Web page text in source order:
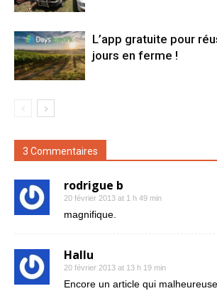
L’app gratuite pour
jours en ferme !
3 Commentaires
rodrigue b
20 février 2013 at 1 h 49 min
magnifique.
Hallu
20 février 2013 at 13 h 19 min
Encore un article qui